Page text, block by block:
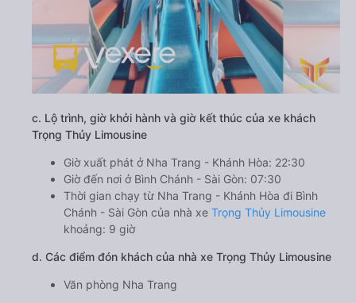
c. Lộ trình, giờ khởi hành và giờ kết thúc của xe khách
Trọng Thủy Limousine
Giờ xuất phát ở Nha Trang - Khánh Hòa: 22:30
Giờ đến nơi ở Bình Chánh - Sài Gòn: 07:30
Thời gian chạy từ Nha Trang - Khánh Hòa đi Bình
Chánh - Sài Gòn của nhà xe Trọng Thủy Limousine
khoảng: 9 giờ
d. Các điểm đón khách của nhà xe Trọng Thủy Limousine
Văn phòng Nha Trang